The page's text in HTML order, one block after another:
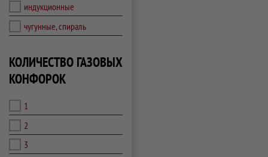
индукционные
чугунные, спираль
КОЛИЧЕСТВО ГАЗОВЫХ
КОНФОРОК
1
2
3